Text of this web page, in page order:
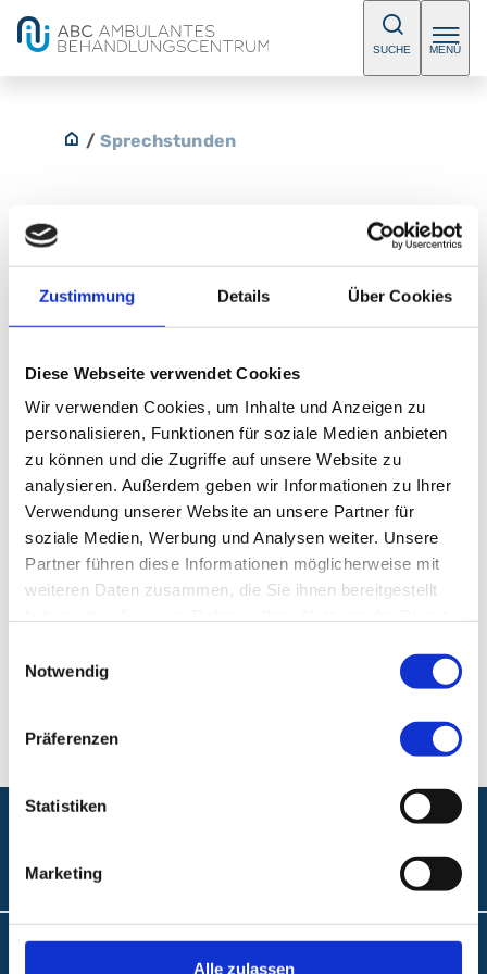
Zustimmung Details Über Cookies
Diese Webseite verwendet Cookies
Wir verwenden Cookies, um Inhalte und Anzeigen zu
personalisieren, Funktionen für soziale Medien anbieten
zu können und die Zugriffe auf unsere Website zu
analysieren. Außerdem geben wir Informationen zu Ihrer
Verwendung unserer Website an unsere Partner für
soziale Medien, Werbung und Analysen weiter. Unsere
Partner führen diese Informationen möglicherweise mit
weiteren Daten zusammen, die Sie ihnen bereitgestellt
Notwendig
Präferenzen
Statistiken
Marketing
Alle zulassen
SUCHE MENÜ
/ Sprechstunden
Psychotherapie am Stadtpark
In unserer psychotherapeutischen Sprechstunde
verhaltenstherapeutische Therapie an. Bitte
vereinbaren Sie einen Termin.
E-Mail: praxis@die-frauenaerzte.de
Telefon: +49 (0) 911 355 555
Fax:+49 (0) 911 217 410 0
Ambulantes BehandlungsCentrum am Stadtpark
Ambulantes BehandlungsCentrum, am Stadtpark
90409 Nürnberg